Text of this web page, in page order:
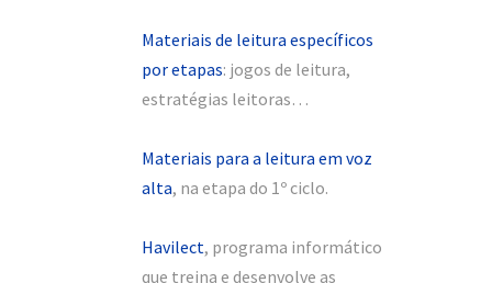
Materiais de leitura específicos
por etapas: jogos de leitura,
estratégias leitoras…
Materiais para a leitura em voz
alta, na etapa do 1º ciclo.
Havilect, programa informático
que treina e desenvolve as